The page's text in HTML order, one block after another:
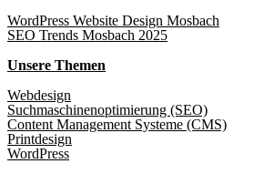
WordPress Website Design Mosbach
SEO Trends Mosbach 2025
Unsere Themen
Webdesign
Suchmaschinenoptimierung (SEO)
Content Management Systeme (CMS)
Printdesign
WordPress